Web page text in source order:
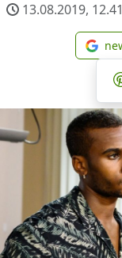
13.08.2019, 12.41